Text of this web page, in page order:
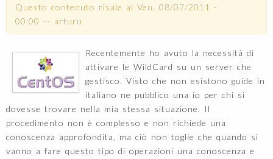
Questo contenuto risale al Ven, 08/07/2011 -
00:00 -- arturu
Recentemente ho avuto la necessità di
attivare le WildCard su un server che
gestisco. Visto che non esistono guide in
italiano ne pubblico una io per chi si
dovesse trovare nella mia stessa situazione. Il
procedimento non è complesso e non richiede una
conoscenza approfondita, ma ciò non toglie che quando si
vanno a fare questo tipo di operazioni una conoscenza e